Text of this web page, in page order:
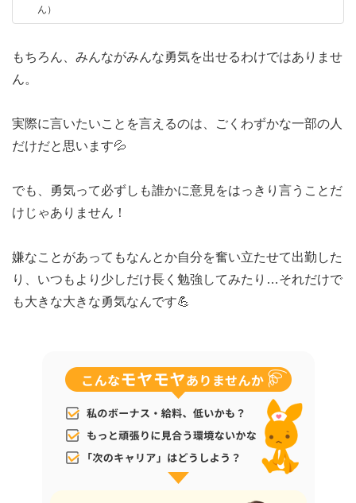
ん）
もちろん、みんながみんな勇気を出せるわけではありませ
ん。
実際に言いたいことを言えるのは、ごくわずかな一部の人
だけだと思います💦
でも、勇気って必ずしも誰かに意見をはっきり言うことだ
けじゃありません！
嫌なことがあってもなんとか自分を奮い立たせて出勤した
り、いつもより少しだけ長く勉強してみたり…それだけで
も大きな大きな勇気なんです💪